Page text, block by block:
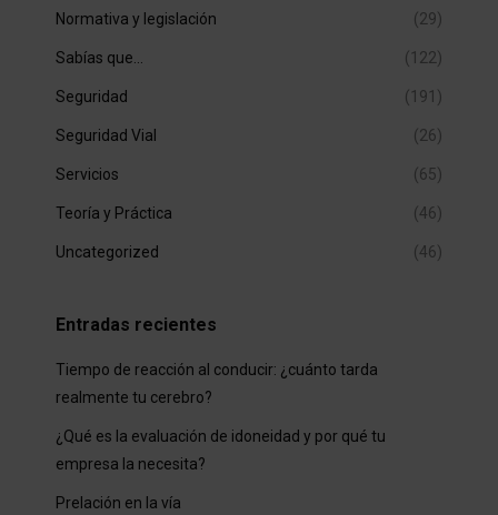
Normativa y legislación (29)
Sabías que… (122)
Seguridad (191)
Seguridad Vial (26)
Servicios (65)
Teoría y Práctica (46)
Uncategorized (46)
Entradas recientes
Tiempo de reacción al conducir: ¿cuánto tarda
realmente tu cerebro?
¿Qué es la evaluación de idoneidad y por qué tu
empresa la necesita?
Prelación en la vía